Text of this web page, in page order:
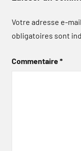
Votre adresse e-
obligatoires sont
Commentaire*